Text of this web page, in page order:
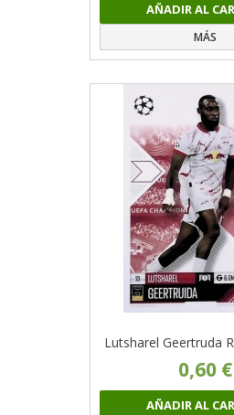
AÑADIR AL
MÁS
Lutsharel Geertruda
0,60 €
AÑADIR AL